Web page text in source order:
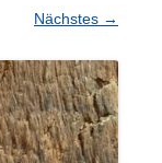
Nächstes →